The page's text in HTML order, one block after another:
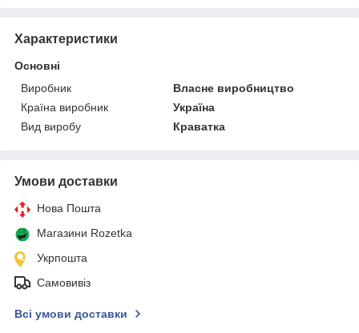
Характеристики
Основні
Виробник
Власне виробництво
Країна виробник
Україна
Вид виробу
Краватка
Умови доставки
Нова Пошта
Магазини Rozetka
Укрпошта
Самовивіз
Всі умови доставки